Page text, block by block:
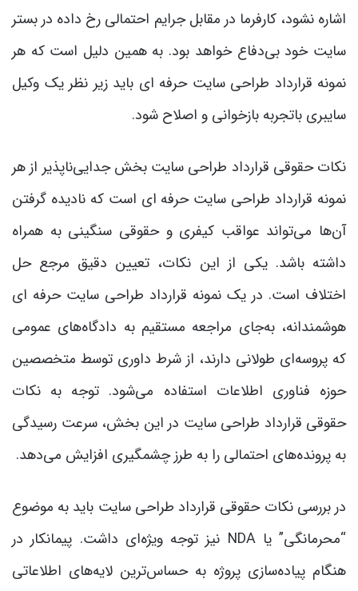
اشاره نشود، کارفرما در مقابل جرایم احتمالی رخ داده در بستر
سایت خود بی‌دفاع خواهد بود. به همین دلیل است که هر
نمونه قرارداد طراحی سایت حرفه ای باید زیر نظر یک وکیل
سایبری باتجربه بازخوانی و اصلاح شود.
نکات حقوقی قرارداد طراحی سایت بخش جدایی‌ناپذیر از هر
نمونه قرارداد طراحی سایت حرفه ای است که نادیده گرفتن
آن‌ها می‌تواند عواقب کیفری و حقوقی سنگینی به همراه
داشته باشد. یکی از این نکات، تعیین دقیق مرجع حل
اختلاف است. در یک نمونه قرارداد طراحی سایت حرفه ای
هوشمندانه، به‌جای مراجعه مستقیم به دادگاه‌های عمومی
که پروسه‌ای طولانی دارند، از شرط داوری توسط متخصصین
حوزه فناوری اطلاعات استفاده می‌شود. توجه به نکات
حقوقی قرارداد طراحی سایت در این بخش، سرعت رسیدگی
به پرونده‌های احتمالی را به طرز چشمگیری افزایش می‌دهد.
در بررسی نکات حقوقی قرارداد طراحی سایت باید به موضوع
“محرمانگی” یا NDA نیز توجه ویژه‌ای داشت. پیمانکار در
هنگام پیاده‌سازی پروژه به حساس‌ترین لایه‌های اطلاعاتی